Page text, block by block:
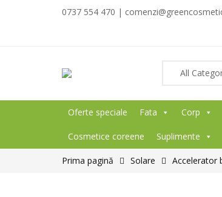
0737 554 470 |
Oferte speciale
Fata Corp
Cosmetice coreene Suplimente
Prima pagină Solare Accelerator